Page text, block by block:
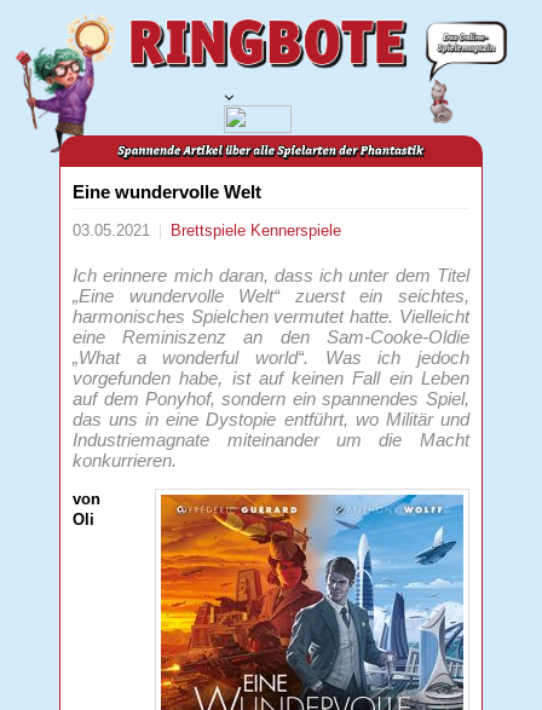
Eine wundervolle Welt
03.05.2021 Brettspiele Kennerspiele
Ich erinnere mich daran, dass ich unter dem Titel
„Eine wundervolle Welt“ zuerst ein seichtes,
harmonisches Spielchen vermutet hatte. Vielleicht
eine Reminiszenz an den Sam-Cooke-Oldie
„What a wonderful world“. Was ich jedoch
vorgefunden habe, ist auf keinen Fall ein Leben
auf dem Ponyhof, sondern ein spannendes Spiel,
das uns in eine Dystopie entführt, wo Militär und
Industriemagnate miteinander um die Macht
konkurrieren.
von
Oli